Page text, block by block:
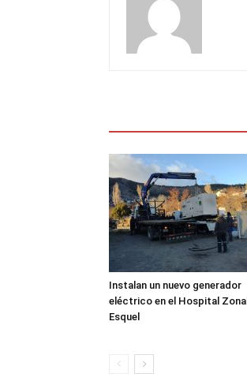
Instalan un nuevo generador
eléctrico en el Hospital
Esquel